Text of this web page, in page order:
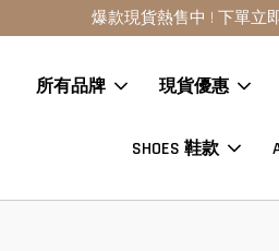
現貨商
所有品牌 現貨優惠
SHOES 鞋款